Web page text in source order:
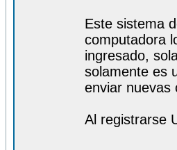
Este sistema
computadora
ingresado,
solamente es
enviar nuevas
Al registrarse